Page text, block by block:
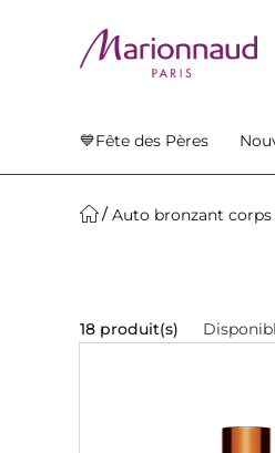
💙Fête des Pères
Auto bronzant corps
18 produit(s)